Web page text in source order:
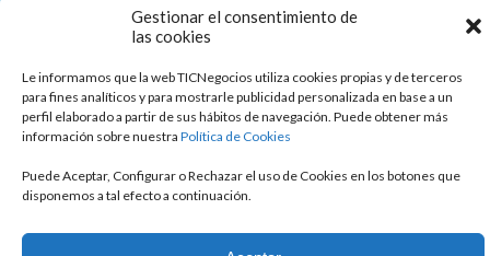
Gestionar el consentimiento de
las cookies
Le informamos que la web TICNegocios utiliza cookies propias y de terceros
para fines analíticos y para mostrarle publicidad personalizada en base a un
perfil elaborado a partir de sus hábitos de navegación. Puede obtener más
información sobre nuestra Política de Cookies
Puede Aceptar, Configurar o Rechazar el uso de Cookies en los botones que
disponemos a tal efecto a continuación.
Aviso legal
Política de privacidad